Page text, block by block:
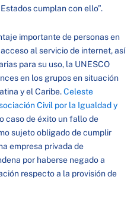
cumplan con ello”.
importante de personas en
al servicio de internet, así
para su uso, la UNESCO
en los grupos en situación
y el Caribe.Celeste
Civil por la Igualdad y
caso de éxito un fallo de
sujeto obligado de cumplir
empresa privada de
por haberse negado a
respecto a la provisión de